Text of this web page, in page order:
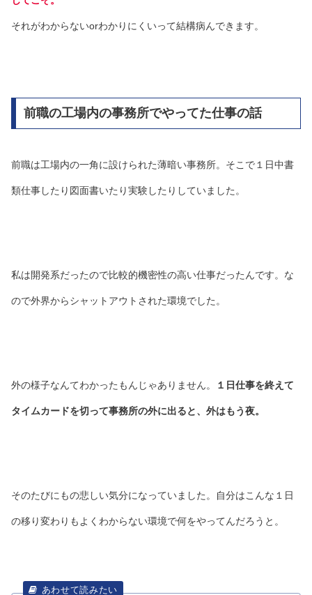
それがわからないorわかりにくいって結構病んできます。
前職の工場内の事務所でやってた仕事の話
前職は工場内の一角に設けられた薄暗い事務所。そこで１日中書
類仕事したり図面書いたり実験したりしていました。
私は開発系だったので比較的機密性の高い仕事だったんです。な
ので外界からシャットアウトされた環境でした。
外の様子なんてわかったもんじゃありません。 １日仕事を終えて
タイムカードを切って事務所の外に出ると、外はもう夜。
そのたびにもの悲しい気分になっていました。自分はこんな１日
の移り変わりもよくわからない環境で何をやってんだろうと。